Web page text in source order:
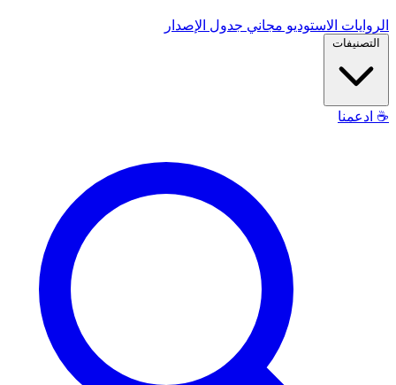
الروايات الاستوديو مجاني جدول الإصدار
التصنيفات
☕ ادعمنا